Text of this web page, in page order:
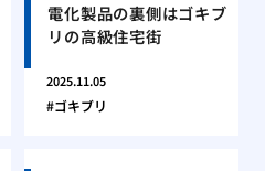
電化製品の裏側はゴキブ
リの高級住宅街
2025.11.05
ゴキブリ